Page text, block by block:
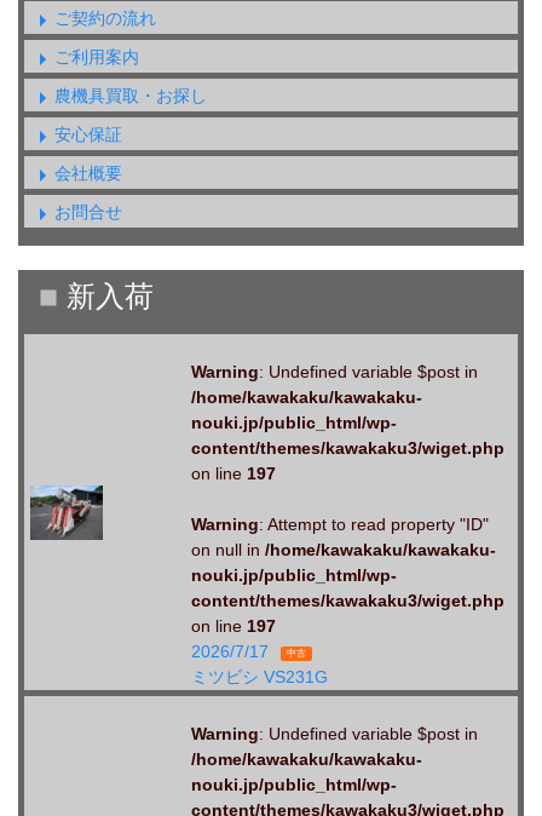
ご契約の流れ
ご利用案内
農機具買取・お探し
安心保証
会社概要
お問合せ
Warning: Undefined variable $post in
/home/kawakaku/kawakaku-
nouki.jp/public_html/wp-
content/themes/kawakaku3/wiget.php
on line 197
Warning: Attempt to read property "ID"
on null in /home/kawakaku/kawakaku-
nouki.jp/public_html/wp-
content/themes/kawakaku3/wiget.php
on line 197
2026/7/17
中古
ミツビシ VS231G
Warning: Undefined variable $post in
/home/kawakaku/kawakaku-
nouki.jp/public_html/wp-
content/themes/kawakaku3/wiget.php